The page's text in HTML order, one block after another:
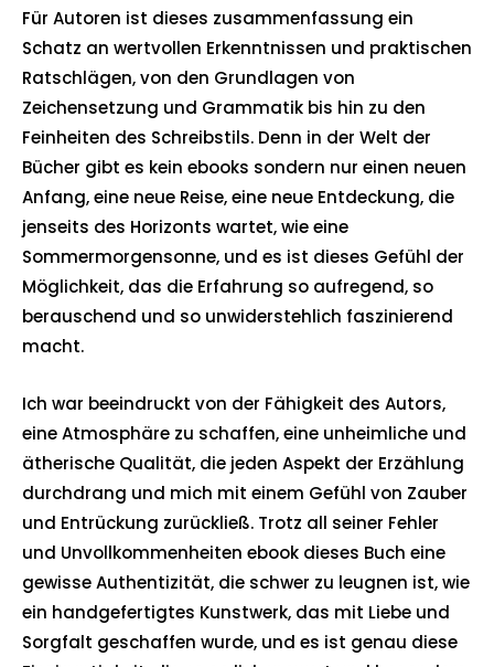
Für Autoren ist dieses zusammenfassung ein
Schatz an wertvollen Erkenntnissen und praktischen
Ratschlägen, von den Grundlagen von
Zeichensetzung und Grammatik bis hin zu den
Feinheiten des Schreibstils. Denn in der Welt der
Bücher gibt es kein ebooks sondern nur einen neuen
Anfang, eine neue Reise, eine neue Entdeckung, die
jenseits des Horizonts wartet, wie eine
Sommermorgensonne, und es ist dieses Gefühl der
Möglichkeit, das die Erfahrung so aufregend, so
berauschend und so unwiderstehlich faszinierend
macht.
Ich war beeindruckt von der Fähigkeit des Autors,
eine Atmosphäre zu schaffen, eine unheimliche und
ätherische Qualität, die jeden Aspekt der Erzählung
durchdrang und mich mit einem Gefühl von Zauber
und Entrückung zurückließ. Trotz all seiner Fehler
und Unvollkommenheiten ebook dieses Buch eine
gewisse Authentizität, die schwer zu leugnen ist, wie
ein handgefertigtes Kunstwerk, das mit Liebe und
Sorgfalt geschaffen wurde, und es ist genau diese